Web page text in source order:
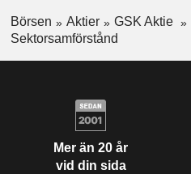
Börsen Aktier GSK Aktie
Sektorsamförstånd
Mer än 20 år
vid din sida